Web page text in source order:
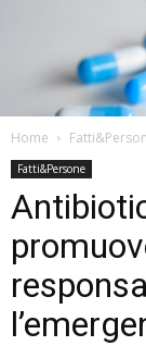
Home
Fatti&Persone